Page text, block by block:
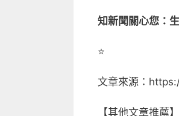
知新聞關心您：
⭐️
文章來源：
【其他文章推薦】